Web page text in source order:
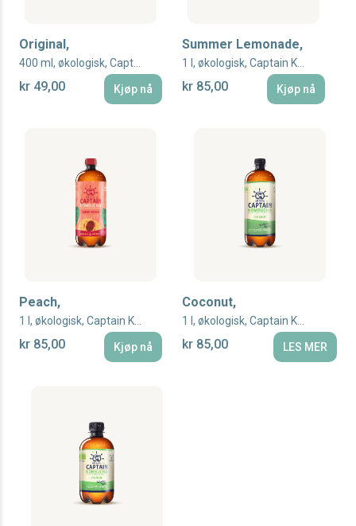
Original,
kr 49,00 Kjøp nå
Summer Lemonade,
kr 85,00 Kjøp nå
Peach,
kr 85,00 Kjøp nå
Coconut,
kr 85,00 LES MER